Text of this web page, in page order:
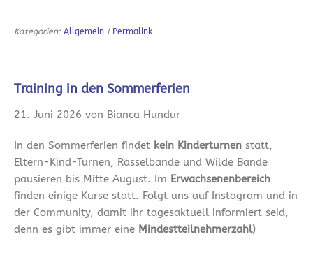
Kategorien: Allgemein | Permalink
Training in den Sommerferien
21. Juni 2026 von Bianca Hundur
In den Sommerferien findet kein Kinderturnen statt,
Eltern-Kind-Turnen, Rasselbande und Wilde Bande
pausieren bis Mitte August. Im Erwachsenenbereich
finden einige Kurse statt. Folgt uns auf Instagram und in
der Community, damit ihr tagesaktuell informiert seid,
denn es gibt immer eine Mindestteilnehmerzahl)